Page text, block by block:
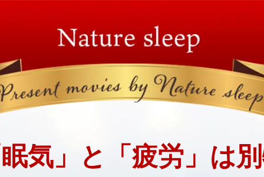
気」と「疲労」は